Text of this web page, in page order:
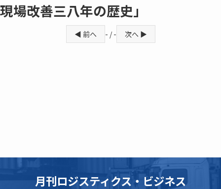
現場改善三八年の歴史」
◀ 前へ - / - 次へ ▶
月刊ロジスティクス・ビジネス